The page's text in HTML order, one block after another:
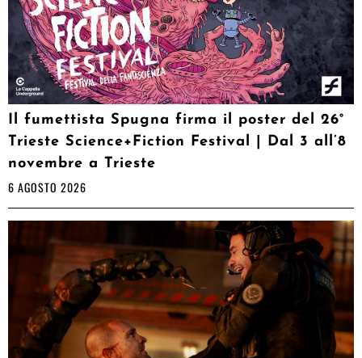
Il fumettista Spugna firma il poster del 26°
Trieste Science+Fiction Festival | Dal 3 all’8
novembre a Trieste
6 AGOSTO 2026